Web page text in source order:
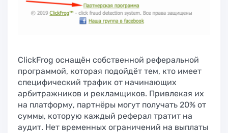
ClickFrog оснащён собственной реферальной
программой, которая подойдёт тем, кто имеет
специфический трафик от начинающих
арбитражников и рекламщиков. Привлекая их
на платформу, партнёры могут получать 20% от
суммы, которую каждый реферал тратит на
аудит. Нет временных ограничений на выплаты